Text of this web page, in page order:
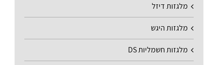
מלגזות דיזל
מלגזות היגש
מלגזות חשמליות DS